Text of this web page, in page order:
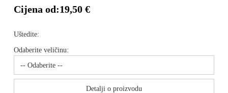
Cijena od:19,50 €
Uštedite:
Odaberite veličinu:
Detalji o proizvodu